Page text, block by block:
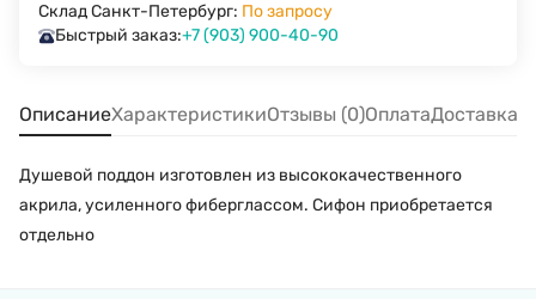
Склад Санкт-Петербург: По запросу
Быстрый заказ:+7 (903) 900-40-90
ОписаниеХарактеристикиОтзывы (0)ОплатаДоставка
Душевой поддон изготовлен из высококачественного
акрила, усиленного фиберглассом. Сифон приобретается
отдельно